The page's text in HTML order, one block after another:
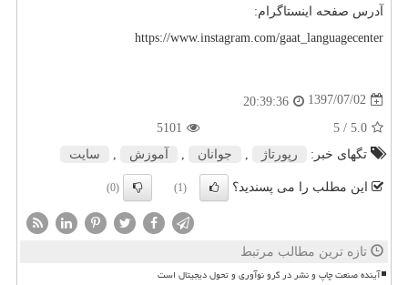
آدرس صفحه اینستاگرام:
https://www.instagram.com/gaat_languagecenter
1397/07/02
20:39:36
5.0
/ 5
5101
تگهای خبر:
رپورتاژ جوانان آموزش سایت
این مطلب را می پسندید؟ (1)
(0)
تازه ترین مطالب مرتبط
آینده صنعت چاپ و نشر در گرو نوآوری و تحول دیجیتال است